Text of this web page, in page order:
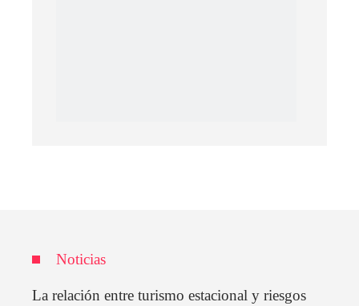
Noticias
La relación entre turismo estacional y riesgos